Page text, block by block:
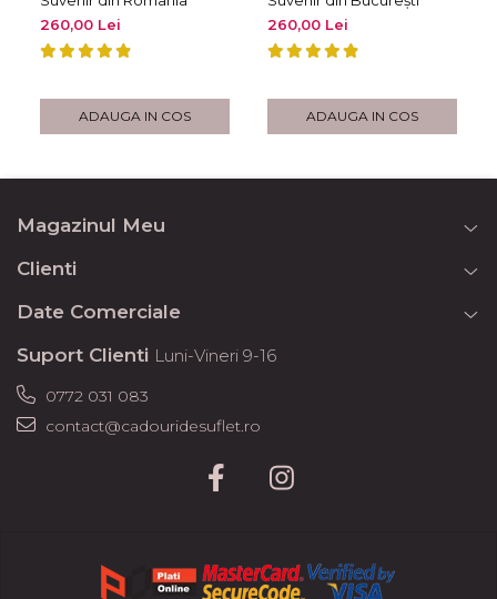
260,00 Lei
ADAUGA IN COS
260,00 Lei
ADAUGA IN COS
Magazinul Meu
Clienti
Date Comerciale
Suport Clienti Luni-Vineri 9-16
0772 031 083
contact@cadouridesuflet.ro